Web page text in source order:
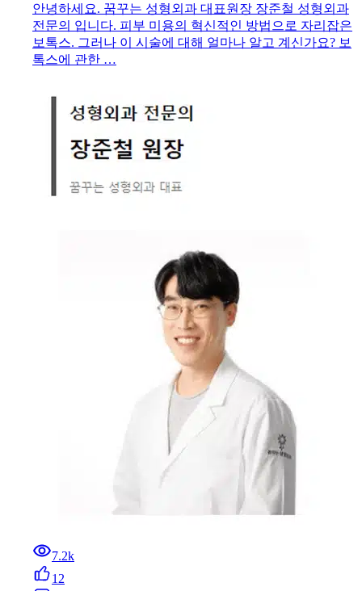
안녕하세요. 꿈꾸는 성형외과 대표원장 장준철 성형외과
전문의 입니다. 피부 미용의 혁신적인 방법으로 자리잡은
보톡스. 그러나 이 시술에 대해 얼마나 알고 계신가요? 보
톡스에 관한 …
7.2k
12